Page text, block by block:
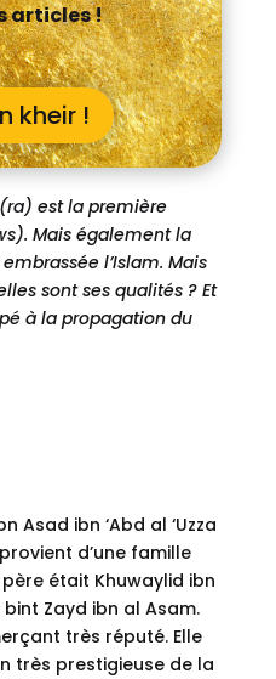
articles !
kheir !
est la première
Mais également la
l’Islam. Mais
sont ses qualités ? Et
à la propagation du
Asad ibn ‘Abd al ‘Uzza
d’une famille
était Khuwaylid ibn
Zayd ibn al Asam.
très réputé. Elle
très prestigieuse de la